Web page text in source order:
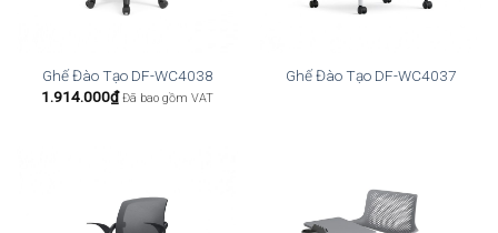
Ghế Đào Tạo DF-WC4038
1.914.000₫ Đã bao gồm VAT
Ghế Đào Tạo DF-WC4037